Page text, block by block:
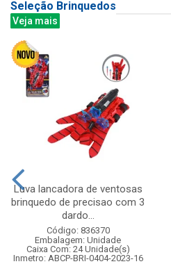
Seleção Brinquedos
Veja mais
Luva lancadora de ventosas
brinquedo de precisao com 3
dardo...
Código: 836370
Embalagem: Unidade
Caixa Com: 24 Unidade(s)
Inmetro: ABCP-BRI-0404-2023-16